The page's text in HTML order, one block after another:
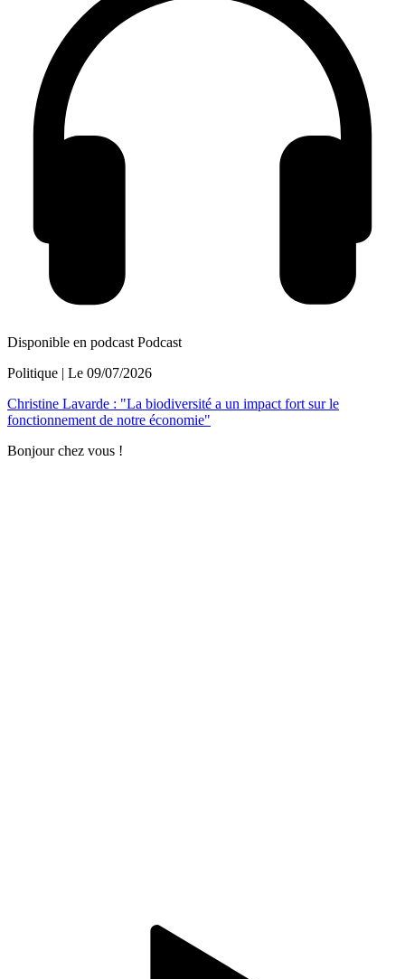
Disponible en podcast Podcast
Politique | Le 09/07/2026
Christine Lavarde : "La biodiversité a un impact fort sur le
fonctionnement de notre économie"
Bonjour chez vous !